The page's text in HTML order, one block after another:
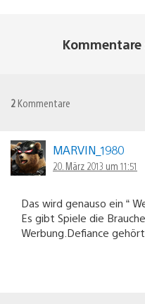
2 Kommentare
MARVIN_1980
20. März 2013 um 11:51
Das wird genauso ein “
Es gibt Spiele die
Werbung.Defiance